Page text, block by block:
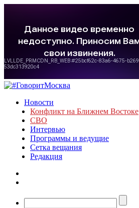
Новости
Конфликт на Ближнем Востоке
СВО
Интервью
Программы и ведущие
Сетка вещания
Редакция